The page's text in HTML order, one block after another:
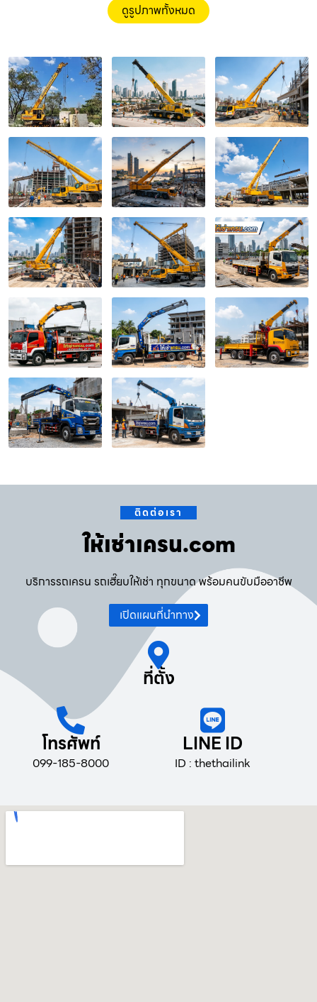
ดูรูปภาพทั้งหมด
ติดต่อเรา
ให้เช่าเครน.com
บริการรถเครน รถเฮี๊ยบให้เช่า ทุกขนาด พร้อมคนขับมืออาชีพ
เปิดแผนที่นำทาง
ที่ตั้ง
โทรศัพท์
099-185-8000
LINE ID
ID : thethailink